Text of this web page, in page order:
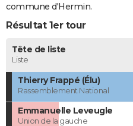
commune d'Hermin.
Résultat 1er tour
Tête de liste
Liste
Thierry Frappé (Élu)
Rassemblement National
Emmanuelle Leveugle
Union de la gauche